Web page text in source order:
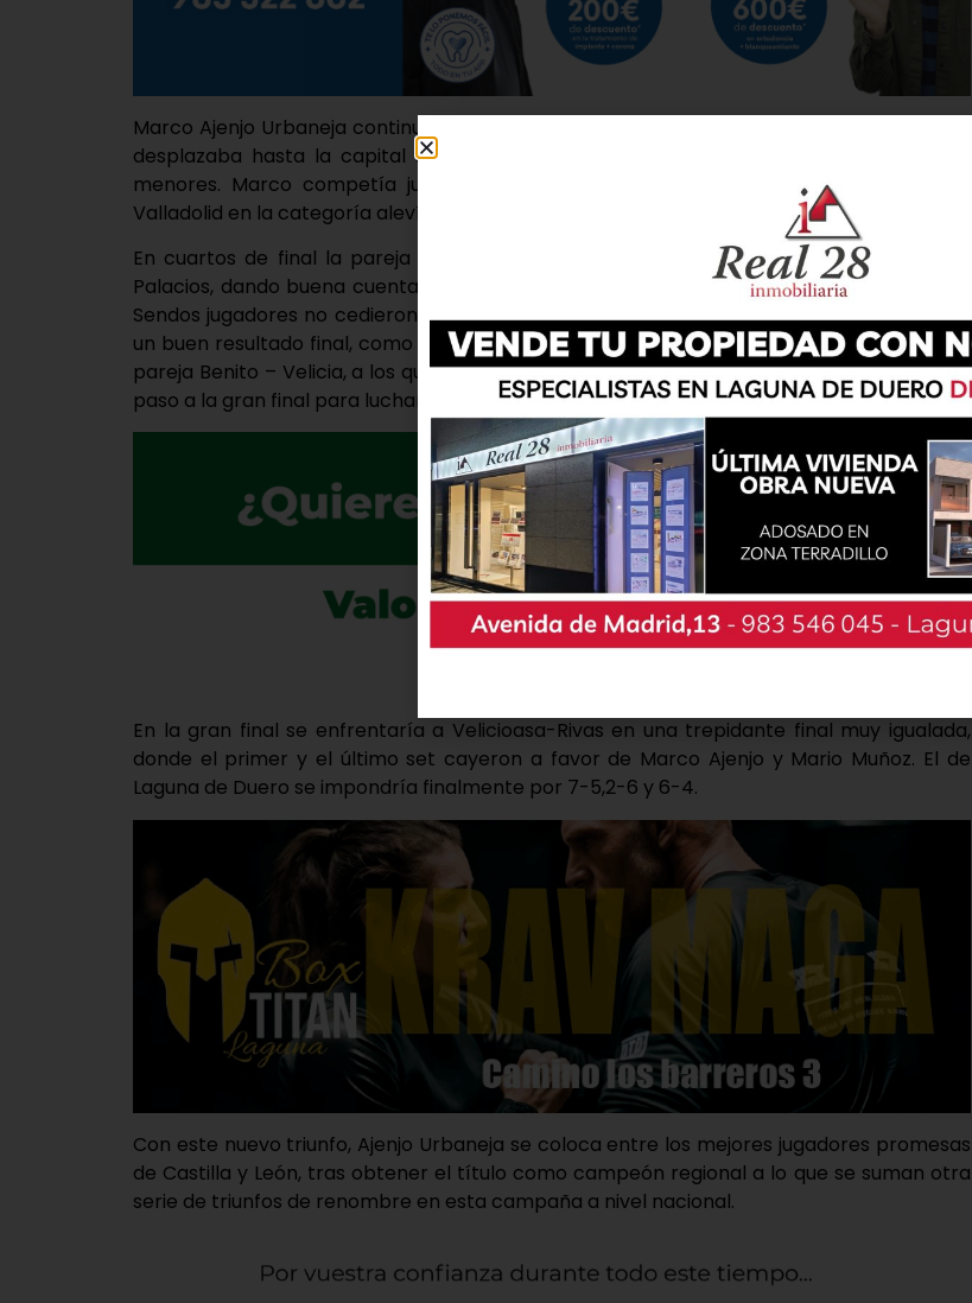
Marco Ajenjo Urbaneja continua en la senda de la victoria. Este pasado fin de semana se
desplazaba hasta la capital salmantina para la disputa del Campeonato regional de
menores. Marco competía junto a su compañero Mario Muñoz, también natural de
Valladolid en la categoría alevín.
En cuartos de final la pareja se imponía por 6-0 6-0 al dúo formado por Manguan –
Palacios, dando buena cuenta del gran nivel de juego en el que se encontraban ambos.
Sendos jugadores no cedieron ni un juego en el inicio de la competición, lo que auguraba
un buen resultado final, como así fue. Ya en las semifinales tuvieron que enfrentarse a la
pareja Benito – Velicia, a los que también vencieron por 6-4 y 6-3, garantizándose así su
paso a la gran final para luchar por el entorchado regional en categoría alevín.
En la gran final se enfrentaría a Velicioasa-Rivas en una trepidante final muy igualada,
donde el primer y el último set cayeron a favor de Marco Ajenjo y Mario Muñoz. El de
Laguna de Duero se impondría finalmente por 7-5,2-6 y 6-4.
Con este nuevo triunfo, Ajenjo Urbaneja se coloca entre los mejores jugadores promesas
de Castilla y León, tras obtener el título como campeón regional a lo que se suman otra
serie de triunfos de renombre en esta campaña a nivel nacional.